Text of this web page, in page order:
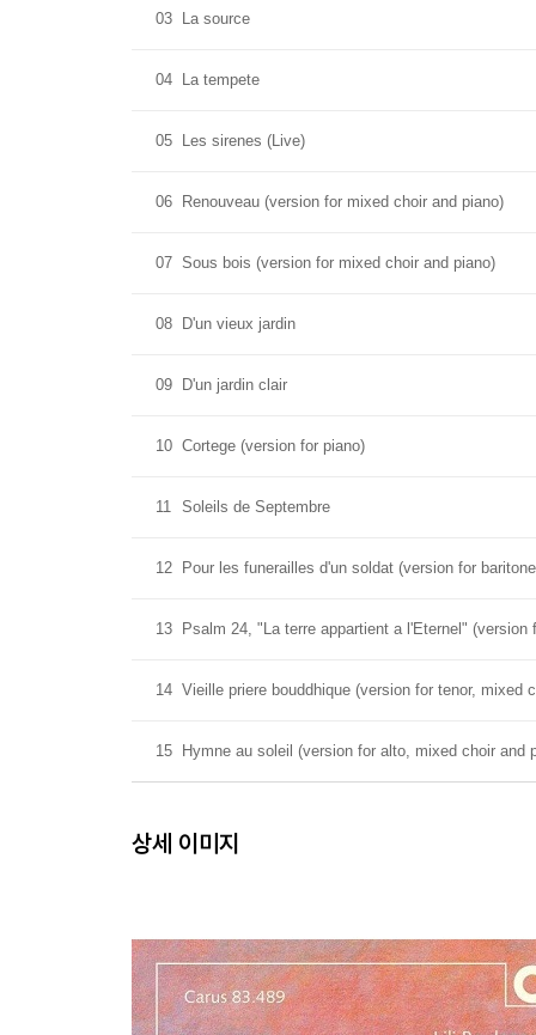
03 La source
04 La tempete
05 Les sirenes (Live)
06 Renouveau (version for mixed choir and piano)
07 Sous bois (version for mixed choir and piano)
08 D'un vieux jardin
09 D'un jardin clair
10 Cortege (version for piano)
11 Soleils de Septembre
12 Pour les funerailles d'un soldat (version for
13 Psalm 24, "La terre appartient a l'Eternel" (version
14 Vieille priere bouddhique (version for tenor, mixed
15 Hymne au soleil (version for alto, mixed choir and
상세 이미지